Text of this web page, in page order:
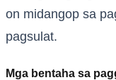
on midangop sa
pagsulat.
Mga bentaha sa